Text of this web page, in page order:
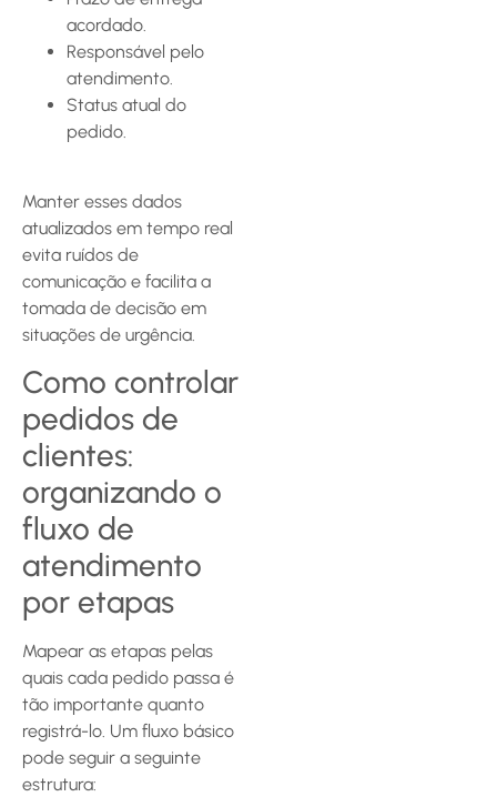
acordado.
Responsável pelo
atendimento.
Status atual do
pedido.
Manter esses dados
atualizados em tempo real
evita ruídos de
comunicação e facilita a
tomada de decisão em
situações de urgência.
Como controlar
pedidos de
clientes:
organizando o
fluxo de
atendimento
por etapas
Mapear as etapas pelas
quais cada pedido passa é
tão importante quanto
registrá-lo. Um fluxo básico
pode seguir a seguinte
estrutura: